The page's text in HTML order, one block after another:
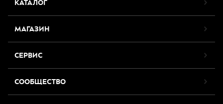
КАТАЛОГ
МАГАЗИН
СЕРВИС
СООБЩЕСТВО